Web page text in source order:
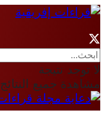
لا توجد نتيجة
مشاهدة جميع النتائج